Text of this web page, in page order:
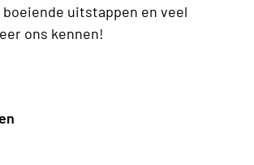
uitstappen en veel
ons kennen!